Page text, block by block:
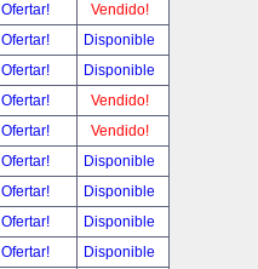
Ofertar!
Vendido!
Ofertar!
Disponible
Ofertar!
Disponible
Ofertar!
Vendido!
Ofertar!
Vendido!
Ofertar!
Disponible
Ofertar!
Disponible
Ofertar!
Disponible
Ofertar!
Disponible